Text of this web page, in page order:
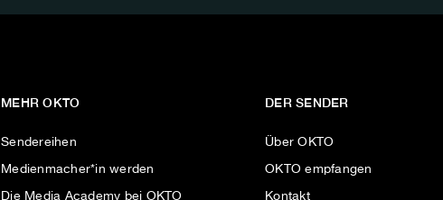
MEHR OKTO
Sendereihen
Medienmacher*in werden
Die Media Academy bei OKTO
DER SENDER
Über OKTO
OKTO empfangen
Kontakt